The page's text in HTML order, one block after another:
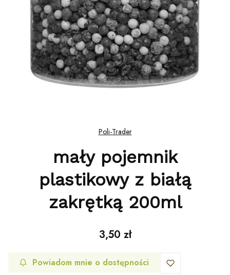
Poli-Trader
mały pojemnik
plastikowy z białą
zakrętką 200ml
Cena
3,50 zł
Powiadom mnie o dostępności